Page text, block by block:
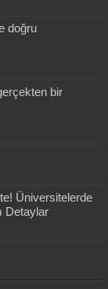
doğru
bir
Üniversitelerde
Detaylar